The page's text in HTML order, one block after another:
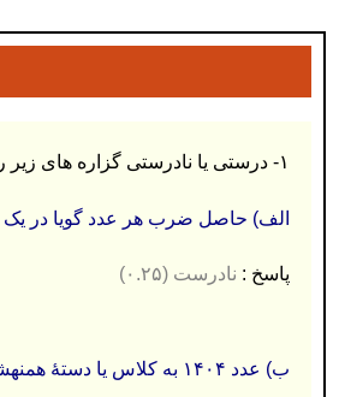
۱- درستی یا نادرستی گزاره های زیر را تعیین کنید: (۱ نمره)
الف) حاصل ضرب هر عدد گویا در
پاسخ : نادرست (۰.۲۵)
ب) عدد ۱۴۰۴ به کلاس یا دستۀ همنهشتی ۷ به پیمانه ۱۱ تعلق دارد.